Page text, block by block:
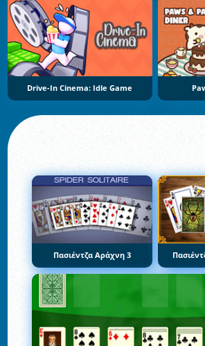
Drive-In Cinema: Idle Game
Πασιέντζα Αράχνη 3